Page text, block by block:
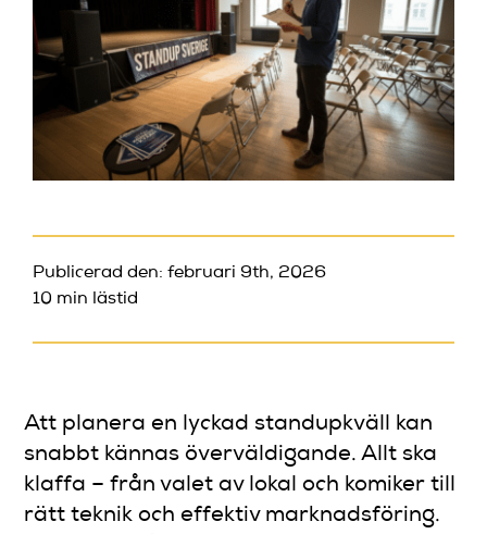
Mitt konto
Publicerad den: februari 9th, 2026
10 min lästid
Att planera en lyckad standupkväll kan
snabbt kännas överväldigande. Allt ska
klaffa – från valet av lokal och komiker till
rätt teknik och effektiv marknadsföring.